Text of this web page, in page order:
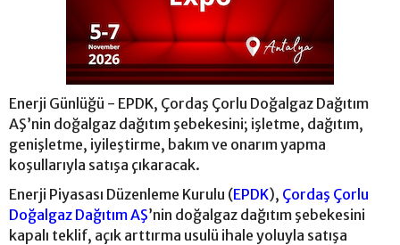
Enerji Günlüğü - EPDK, Çordaş Çorlu Doğalgaz Dağıtım
AŞ’nin doğalgaz dağıtım şebekesini; işletme, dağıtım,
genişletme, iyileştirme, bakım ve onarım yapma
koşullarıyla satışa çıkaracak.
Enerji Piyasası Düzenleme Kurulu (EPDK), Çordaş Çorlu
Doğalgaz Dağıtım AŞ’nin doğalgaz dağıtım şebekesini
kapalı teklif, açık arttırma usulü ihale yoluyla satışa